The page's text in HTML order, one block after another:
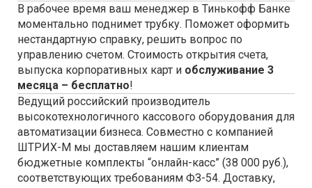
В рабочее время ваш менеджер в Тинькофф Банке
моментально поднимет трубку. Поможет оформить
нестандартную справку, решить вопрос по
управлению счетом. Стоимость открытия счета,
выпуска корпоративных карт и обслуживание 3
месяца – бесплатно!
Ведущий российский производитель
высокотехнологичного кассового оборудования для
автоматизации бизнеса. Совместно с компанией
ШТРИХ-М мы доставляем нашим клиентам
бюджетные комплекты “онлайн-касс” (38 000 руб.),
соответствующих требованиям ФЗ-54. Доставку,